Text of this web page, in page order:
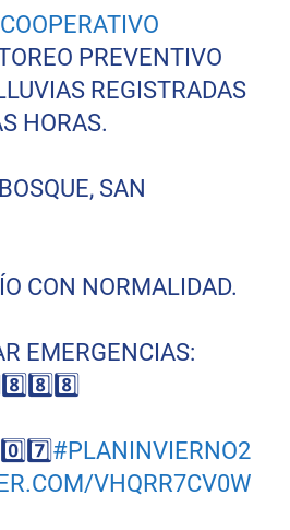
PREVENTIVO
REGISTRADAS
HORAS.
SAN
CON NORMALIDAD.
EMERGENCIAS:
#PLANINVIERNO2
VHQRR7CV0W